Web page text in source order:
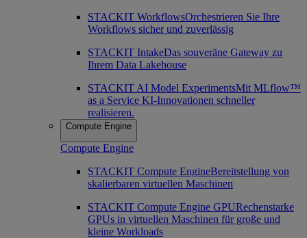
STACKIT WorkflowsOrchestrieren Sie Ihre
Workflows sicher und zuverlässig
STACKIT IntakeDas souveräne Gateway zu
Ihrem Data Lakehouse
STACKIT AI Model ExperimentsMit MLflow™
as a Service KI-Innovationen schneller
realisieren.
Compute Engine
Compute Engine
STACKIT Compute EngineBereitstellung von
skalierbaren virtuellen Maschinen
STACKIT Compute Engine GPURechenstarke
GPUs in virtuellen Maschinen für große und
kleine Workloads